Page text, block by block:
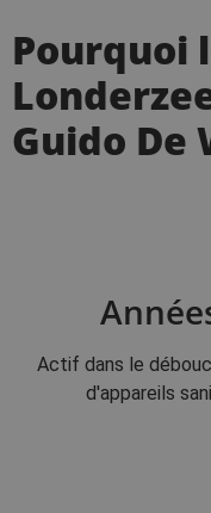
Pourquoi
Guido De
Actif dans le
d'appareils